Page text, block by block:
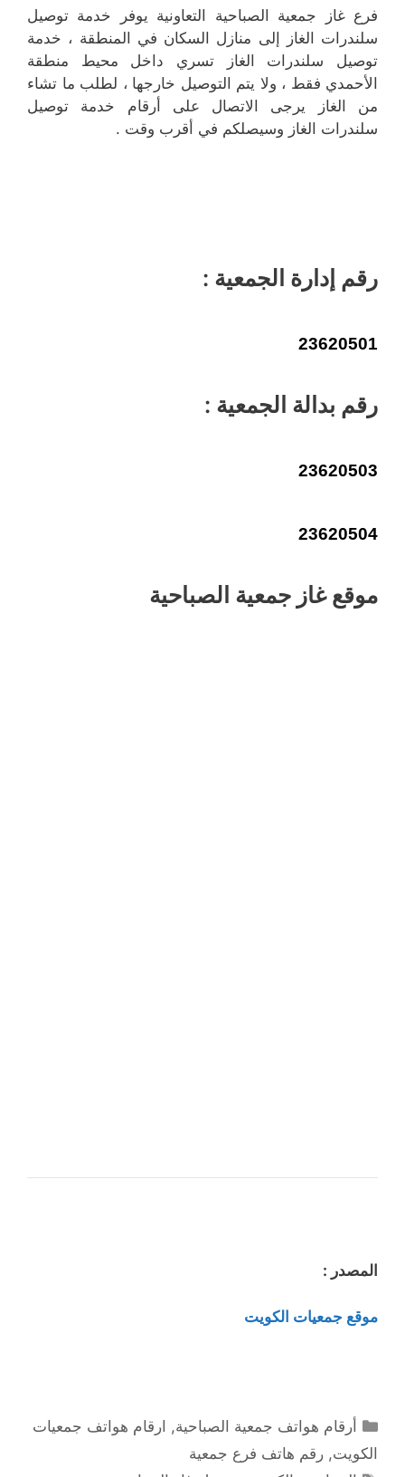
فرع غاز جمعية الصباحية التعاونية يوفر خدمة توصيل
سلندرات الغاز إلى منازل السكان في المنطقة ، خدمة
توصيل سلندرات الغاز تسري داخل محيط منطقة
الأحمدي فقط ، ولا يتم التوصيل خارجها ، لطلب ما تشاء
من الغاز يرجى الاتصال على أرقام خدمة توصيل
سلندرات الغاز وسيصلكم في أقرب وقت .
رقم إدارة الجمعية :
23620501
رقم بدالة الجمعية :
23620503
23620504
موقع غاز جمعية الصباحية
المصدر :
موقع جمعيات الكويت
التصنيفات
أرقام هواتف جمعية الصباحية, ارقام هواتف جمعيات
الكويت, رقم هاتف فرع جمعية